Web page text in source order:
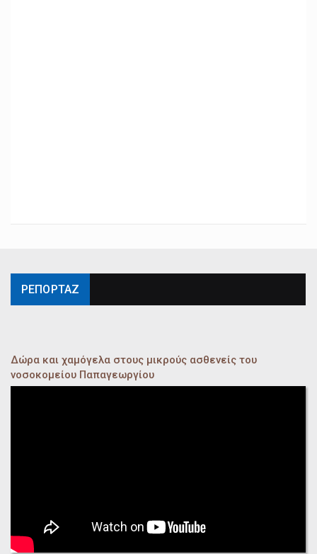
ΡΕΠΟΡΤΑΖ
Δώρα και χαμόγελα στους μικρούς ασθενείς του
νοσοκομείου Παπαγεωργίου